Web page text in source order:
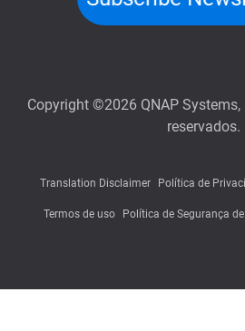
Copyright ©2026 QNAP
reservados.
Translation Disclaimer Política de
Termos de uso Política de Segurança